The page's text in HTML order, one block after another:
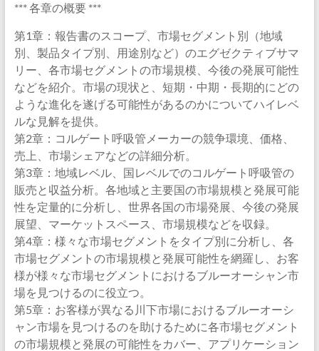
*** 各章の概要 ***
第1章：報告書のスコープ、市場セグメント別（地域
別、製品タイプ別、用途別など）のエグゼクティブサマ
リー、各市場セグメントの市場規模、今後の発展可能性
などを紹介。市場の現状と、短期・中期・長期的にどの
ような進化を遂げる可能性があるのかについてハイレベ
ルな見解を提供。
第2章：コルゲート呼吸管メーカーの競争環境、価格、
売上、市場シェアなどの詳細分析。
第3章：地域レベル、国レベルでのコルゲート呼吸管の
販売と収益分析。各地域と主要国の市場規模と発展可能
性を定量的に分析し、世界各国の市場発展、今後の発展
展望、マーケットスペース、市場規模などを収録。
第4章：様々な市場セグメントをタイプ別に分析し、各
市場セグメントの市場規模と発展可能性を網羅し、お客
様が様々な市場セグメントにおけるブルーオーシャン市
場を見つけるのに役立つ。
第5章：お客様が異なる川下市場におけるブルーオーシ
ャン市場を見つけるのを助けるために各市場セグメント
の市場規模と発展の可能性をカバー、アプリケーション